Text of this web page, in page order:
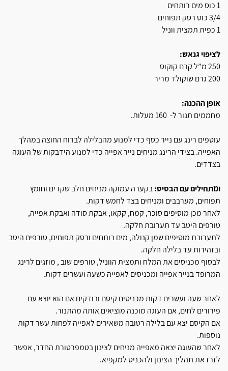
1 כוס מים רותחים
3/4 כוס רסק תפוחים
1 כפית תמצית ווניל
לציפוי גנאש:
250 מ”ל קרם קוקוס
200 גרם שוקולד מריר
אופן ההכנה:
מחממים תנור ל- 160 מעלות.
עוטפים רינג עם נייר כסף כדי למנוע מהבלילה לברוח החוצה במהלך
האפייה. בצידי הרינג מניחים נייר אפייה כדי למנוע הידבקות של העוגה
בצדדים.
ומתחילים עם הבסיס: בקערה עמוקה מניחים חלב שקדים וחומץ
תפוחים, מערבבים ומניחים בצד לחמש דקות.
לאחר מכן מוסיפים סוכר, קמח, קקאו, אבקת סודה ואבקת אפייה,
טורפים היטב עד תערובת חלקה.
לתערובת מוסיפים שמן קנולה, מים רותחים ורסק תפוחים, טורפים היטב
ובזהירות עד בלילה חלקה.
לבסוף מכניסים את המלח ותמצית הווניל, טורפים שוב , מוזגים לרינג
המרופד בנייר אפייה ומכניסים לאפייה כשעה ועשרים דקות.
לאחר שעה ועשרים דקות מכניסים קיסם ובודקים אם הוא יוצא עם
פירורים לחים, אם העוגה מוכנה מוציאים אותה מהתנור.
אם הקיסם יצא עם בלילה רטובה משאירים לאפייה לפחות עשר דקות
נוספות.
לאחר שהעוגה יצאה מאפייה מניחים לצינון בטמפרטורת החדר, אפשר
לזרז את תהליך הצינון ולהכניס למקפיא.